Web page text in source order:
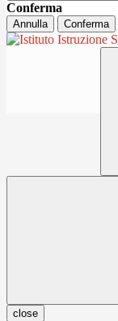
Conferma
Annulla Conferma
close